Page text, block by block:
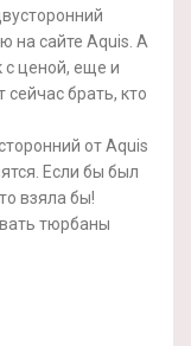
на сайте Aquis. А
с ценой, еще и
сейчас брать, кто
от Aquis
Если бы был
взяла бы!
тюрбаны